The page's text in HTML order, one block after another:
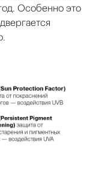
Особенно это